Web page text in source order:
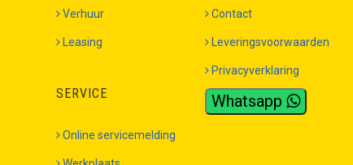
Verhuur
Leasing
SERVICE
Online servicemelding
Contact
Leveringsvoorwaarden
Privacyverklaring
Whatsapp